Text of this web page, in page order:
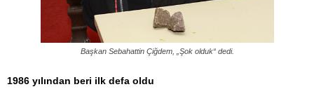
Başkan Sebahattin Çiğdem, „Şok olduk“ dedi.
1986 yılından beri ilk defa oldu